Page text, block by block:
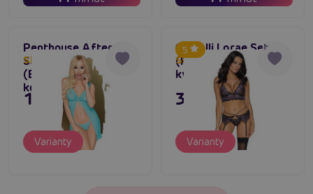
Penthouse After
Sunset Chemise
(Blue), zvodná
košieľka a tangá
Skladom do týždňa
15,80 €
Varianty
5
Cottelli Lorae Set
(Purple), súprava s
kvetinovou čipkou
Skladom do týždňa
31,80 €
Varianty